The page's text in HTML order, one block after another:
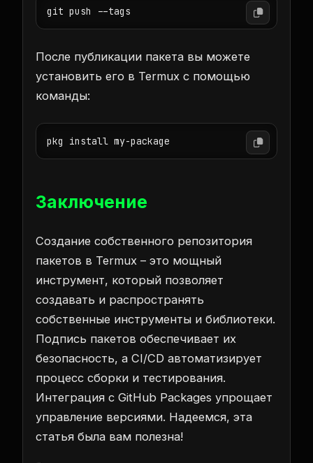
После публикации пакета вы можете
установить его в Termux с помощью
команды:
Заключение
Создание собственного репозитория
пакетов в Termux – это мощный
инструмент, который позволяет
создавать и распространять
собственные инструменты и библиотеки.
Подпись пакетов обеспечивает их
безопасность, а CI/CD автоматизирует
процесс сборки и тестирования.
Интеграция с GitHub Packages упрощает
управление версиями. Надеемся, эта
статья была вам полезна!